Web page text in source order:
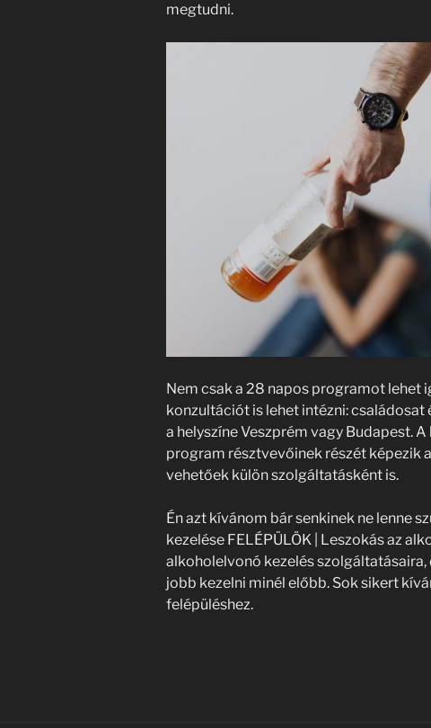
megtudni.
Nem csak a 28 napos programot lehet
konzultációt is lehet intézni: családosat
a helyszíne Veszprém vagy Budapest.
program résztvevőinek részét képezik
vehetőek külön szolgáltatásként is.
Én azt kívánom bár senkinek ne lenne
kezelése FELÉPÜLÖK | Leszokás az
alkoholelvonó kezelés szolgáltatásaira,
jobb kezelni minél előbb. Sok sikert
felépüléshez.